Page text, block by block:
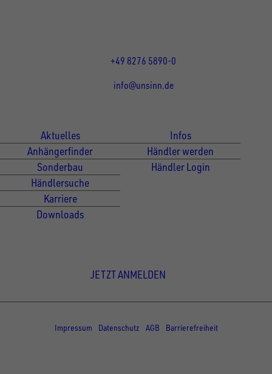
+49 8276 5890-0
info@unsinn.de
Aktuelles
Anhängerfinder
Sonderbau
Händlersuche
Karriere
Downloads
Infos
Händler werden
Händler Login
JETZT ANMELDEN
Impressum
Datenschutz AGB Barrierefreiheit